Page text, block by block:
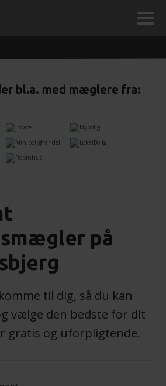
bl.a. med mæglere fra:
på
til dig, så du kan
vælge den bedste for dit
gratis og uforpligtende.